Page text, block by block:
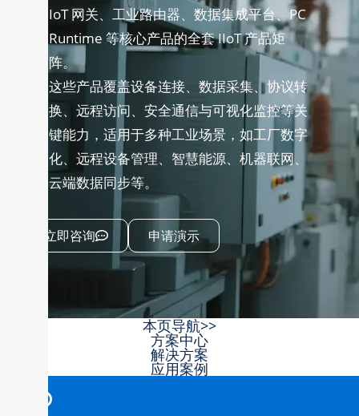
IoT 网关、工业路由器、数据集成平台、PC
Runtime 等核心产品的全套 IIoT 产品矩
阵。
这些产品覆盖设备连接、数据采集、协议转
换、远程访问、安全通信与可视化监控等关
键能力，适用于多种工业场景，如工厂数字
化、远程设备管理、智慧能源、机器联网、
云端数据同步等。
立即咨询 申请演示
本页导航>>
方案中心
解决方案
应用案例